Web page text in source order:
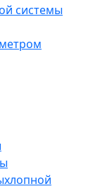
системы